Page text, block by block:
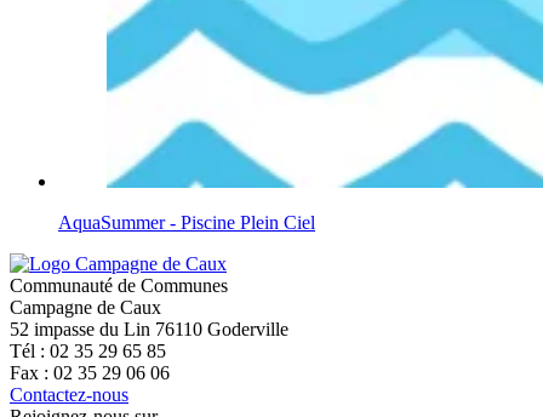
AquaSummer - Piscine Plein Ciel
Communauté de Communes
Campagne de Caux
52 impasse du Lin 76110 Goderville
Tél : 02 35 29 65 85
Fax : 02 35 29 06 06
Contactez-nous